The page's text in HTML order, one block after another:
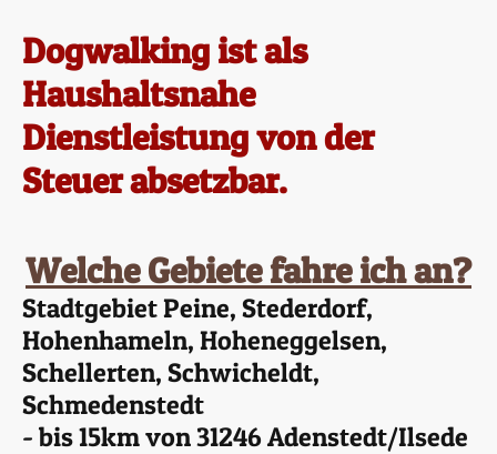
Dogwalking ist als
Haushaltsnahe
Dienstleistung von der
Steuer absetzbar.
Welche Gebiete fahre ich an?
Stadtgebiet Peine, Stederdorf,
Hohenhameln, Hoheneggelsen,
Schellerten, Schwicheldt,
Schmedenstedt
- bis 15km von 31246 Adenstedt/Ilsede